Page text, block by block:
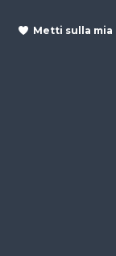
Metti sulla